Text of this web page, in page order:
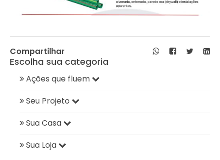
Compartilhar
Escolha sua categoria
Ações que fluem
Seu Projeto
Sua Casa
Sua Loja